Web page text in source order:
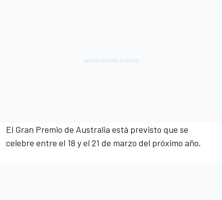
El Gran Premio de Australia está previsto que se
celebre entre el 18 y el 21 de marzo del próximo año.